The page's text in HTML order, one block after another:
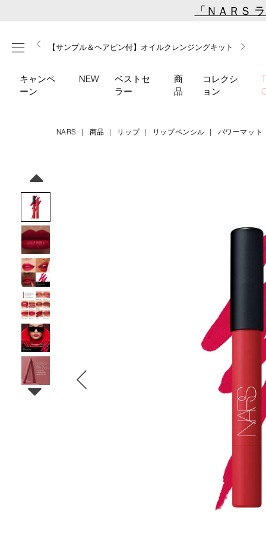
content
「ＮＡＲＳ
メニュー
【ミニパフプレゼント】新リキッドブラッシュご購入でプ
レゼント
【はじめての購入はこちらから】新リキッドブラッシュス
ターターキット
【サンプル＆ヘアピン付】オイルクレンジングキット
【ギフトショッパープレゼント】カラーアイテムをあの人
へのプレゼントに
【ポーチ＆ブラッシュプレゼント】ORGASM CAMPAIGN
キャンペ
ーン
NEW
ベストセ
ラー
商
品
コレクシ
ョン
NARS 商品 リップ リップペンシル パワーマッ
/powermatte-
intensity-
pencil-
132/4535683209687.html
4535683209687